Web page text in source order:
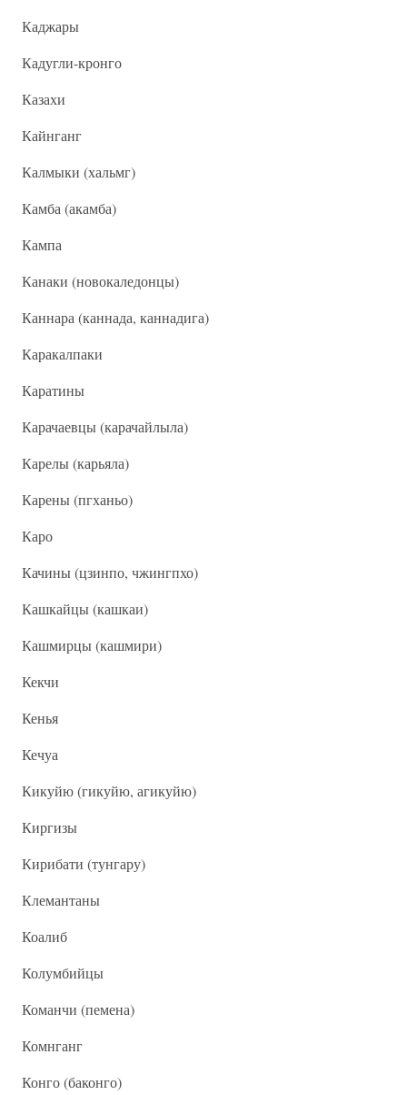
Каджары
Кадугли-кронго
Казахи
Кайнганг
Калмыки (хальмг)
Камба (акамба)
Кампа
Канаки (новокаледонцы)
Каннара (каннада, каннадига)
Каракалпаки
Каратины
Карачаевцы (карачайлыла)
Карелы (карьяла)
Карены (пгханьо)
Каро
Качины (цзинпо, чжингпхо)
Кашкайцы (кашкаи)
Кашмирцы (кашмири)
Кекчи
Кенья
Кечуа
Кикуйю (гикуйю, агикуйю)
Киргизы
Кирибати (тунгару)
Клемантаны
Коалиб
Колумбийцы
Команчи (пемена)
Комнганг
Конго (баконго)